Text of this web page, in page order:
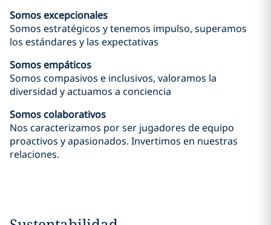
Somos excepcionales
Somos estratégicos y tenemos impulso, superamos
los estándares y las expectativas
Somos empáticos
Somos compasivos e inclusivos, valoramos la
diversidad y actuamos a conciencia
Somos colaborativos
Nos caracterizamos por ser jugadores de equipo
proactivos y apasionados. Invertimos en nuestras
relaciones.